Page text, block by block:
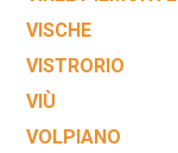
VISCHE
VISTRORIO
VIÙ
VOLPIANO